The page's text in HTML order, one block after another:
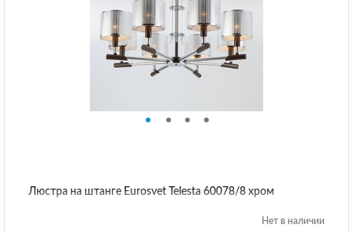
Люстра на штанге Eurosvet Telesta 60078/8 хром
Нет в наличии